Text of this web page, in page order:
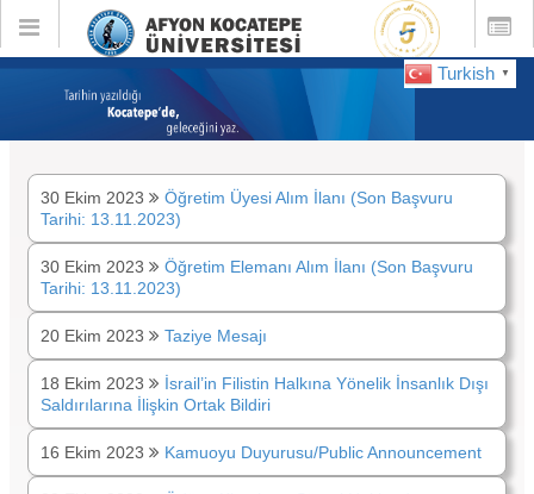
Toggle
global
Toggle
Turkish ▼
Ekim 2023
30 Ekim 2023
Öğretim Üyesi Alım İlanı (Son Başvuru
Tarihi: 13.11.2023)
30 Ekim 2023
Öğretim Elemanı Alım İlanı (Son Başvuru
Tarihi: 13.11.2023)
20 Ekim 2023 Taziye Mesajı
18 Ekim 2023
İsrail’in Filistin Halkına Yönelik İnsanlık Dışı
Saldırılarına İlişkin Ortak Bildiri
16 Ekim 2023 Kamuoyu Duyurusu/Public Announcement